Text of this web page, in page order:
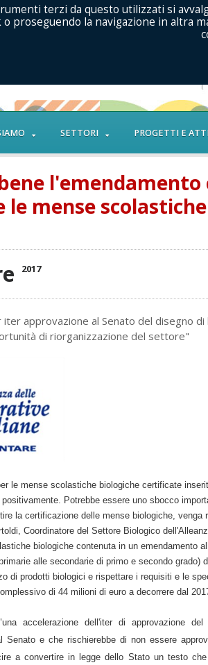
SETTORI PROGETTI E
mense
2017
approvazione al Senato del disegno
di riorganizzazione del settore"
le mense scolastiche biologiche certificate
Potrebbe essere uno sbocco
la certificazione delle mense biologiche,
Coordinatore del Settore Biologico
biologiche contenuta in un emendamento
alle secondarie di primo e secondo
di prodotti biologici e rispettare i requisiti e le
di 44 milioni di euro a decorrere dal
accelerazione dell'iter di approvazione
Senato e che rischierebbe di non essere
a convertire in legge dello Stato un testo
terzi da questo utilizzati si
proseguendo la navigazione in altra